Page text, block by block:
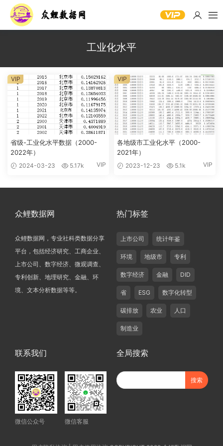
工业化水平
省级-工业化水平数据（2000-
2022年）
2024-03-23 5.17k VIP
VIP
各地级市工业化水平（2000-
2021年）
2023-12-23 5.1k VIP
VIP
众鲤数据网
众鲤数据网，专业社科类数据分享
平台，包括经济研究、工商企业、
上市公司、数字经济、微观调查、
专利创新、地理研究、金融、环
境、文本分析数据等等。
热门标签
上市公司 统计年鉴
环境 地级市 专利
数字经济 金融 DID
省 ESG 数字化转型
碳排放 农业 人口
制造业
联系我们
微信公众号 微信客服
全局搜索